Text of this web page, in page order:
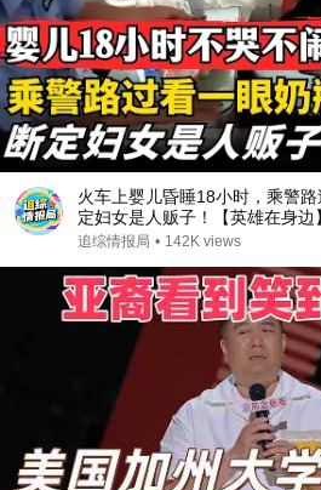
火车上婴儿昏睡18小时，乘警
定妇女是人贩子！【英雄在身边】
追综情报局 • 142K views